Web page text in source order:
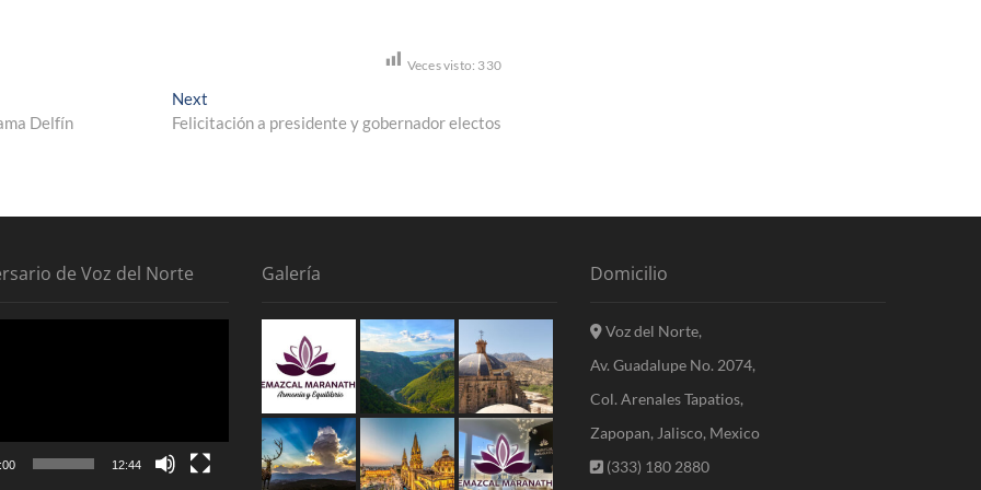
Veces visto: 330
Delfín
Next
post:
Felicitación a presidente y gobernador electos
de Voz del Norte
12:44
Galería Domicilio
Voz del Norte,
Av. Guadalupe No. 2074,
Col. Arenales Tapatios,
Zapopan, Jalisco, Mexico
(333) 180 2880